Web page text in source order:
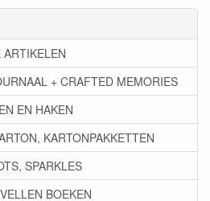
+ CRAFTED MEMORIES
EN HAKEN
KARTONPAKKETTEN
SPARKLES
BOEKEN